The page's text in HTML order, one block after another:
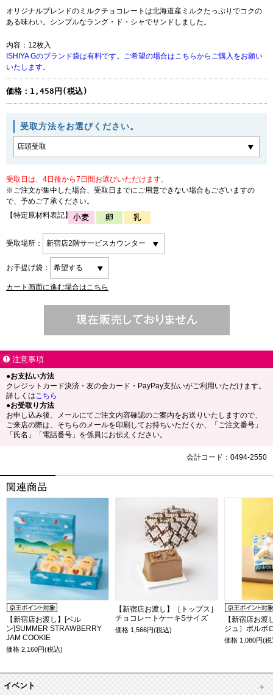
オリジナルブレンドのミルクチョコレートは北海道産ミルクたっぷりでコクの
ある味わい。シンプルなラング・ド・シャでサンドしました。
内容：12枚入
ISHIYA Gのブランド袋は有料です。ご希望の場合はこちらからご購入をお願い
いたします。
価格： 1,458円(税込)
受取方法をお選びください。
受取日は、4日後から7日間お選びいただけます。
※ご注文が集中した場合、受取日までにご用意できない場合もございますの
で、予めご了承ください。
【特定原材料表記】
受取場所：
お手提げ袋：
カート画面に進む場合はこちら
注意事項
●お支払い方法
クレジットカード決済・友の会カード・PayPay支払いがご利用いただけます。
詳しくは こちら
●お受取り方法
お申し込み後、メールにてご注文内容確認のご案内をお送りいたしますので、
ご来店の際は、そちらのメールを印刷してお持ちいただくか、「ご注文番号」
「氏名」「電話番号」を係員にお伝えください。
会計コード：0494-2550
【新宿店お渡し】[ベル
ン]SUMMER STRAWBERRY
JAM COOKIE
価格 2,160円(税込)
【新宿店お渡し】［トップス］
チョコレートケーキSサイズ
価格 1,566円(税込)
【新宿店お渡
ジュ］ポルボ
価格 1,080円(
イベント